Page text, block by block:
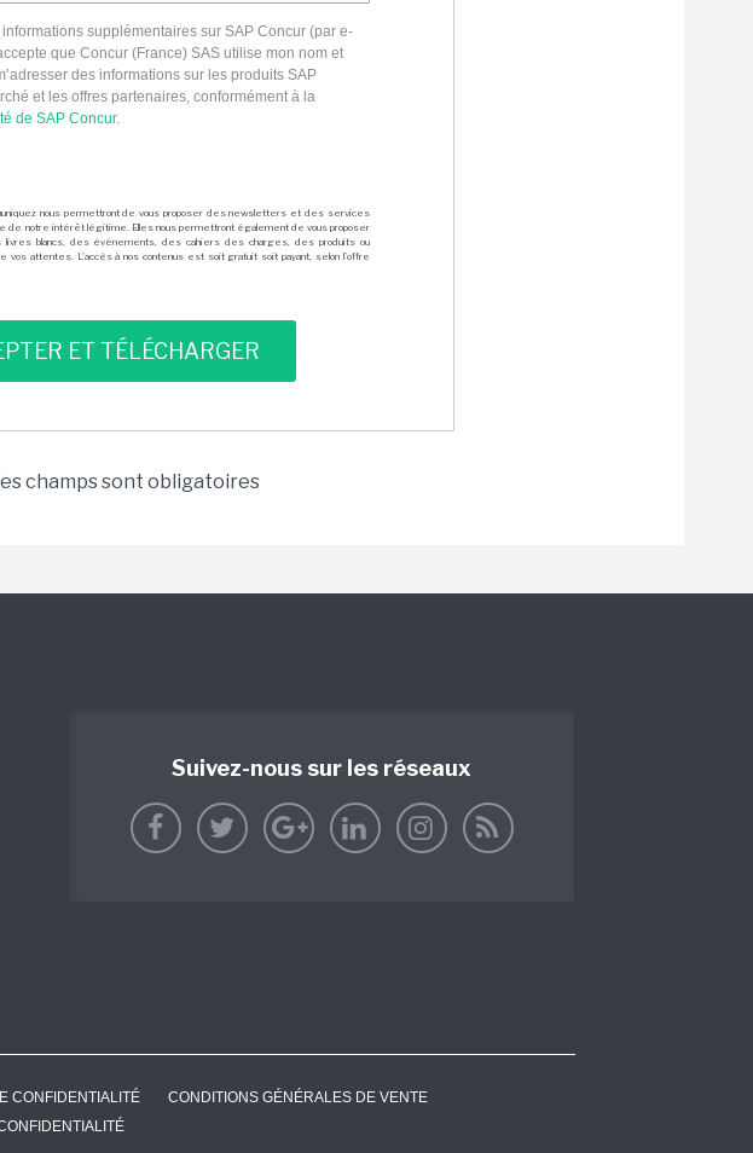
supplémentaires sur SAP Concur (par e-
que Concur (France) SAS utilise mon nom et
des informations sur les produits SAP
et les offres partenaires, conformément à la
de SAP Concur.
nous permettront de vous proposer des newsletters et des services
de notre intérêt légitime. Elles nous permettront également de vous proposer
blancs, des événements, des cahiers des charges, des produits ou
vos attentes. L'accès à nos contenus est soit gratuit soit payant, selon l'offre
champs sont obligatoires
Suivez-nous sur les réseaux
CONFIDENTIALITÉ
CONDITIONS GÉNÉRALES DE VENTE